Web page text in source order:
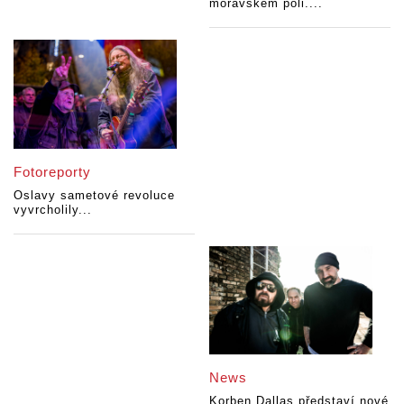
moravském poli....
Fotoreporty
Oslavy sametové revoluce
vyvrcholily...
News
Korben Dallas představí nové